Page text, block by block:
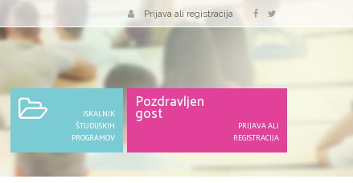
Prijava ali registracija
ISKALNIK
ŠTUDIJSKIH
PROGRAMOV
Pozdravljen
gost
PRIJAVA ALI
REGISTRACIJA